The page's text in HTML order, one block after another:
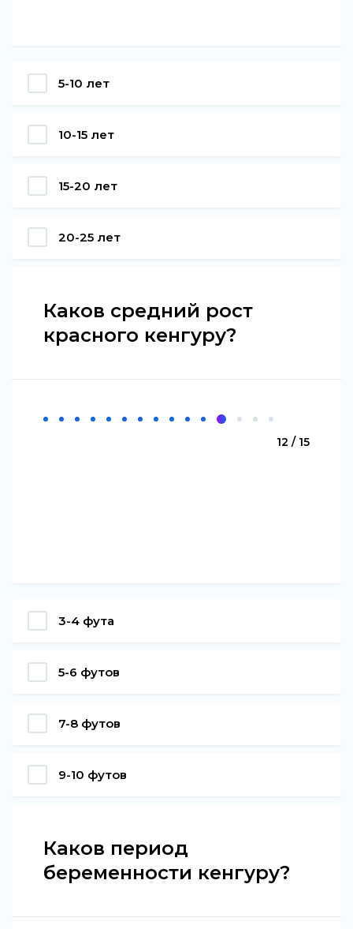
5-10 лет
10-15 лет
15-20 лет
20-25 лет
Каков средний рост
красного кенгуру?
12 / 15
3-4 фута
5-6 футов
7-8 футов
9-10 футов
Каков период
беременности кенгуру?